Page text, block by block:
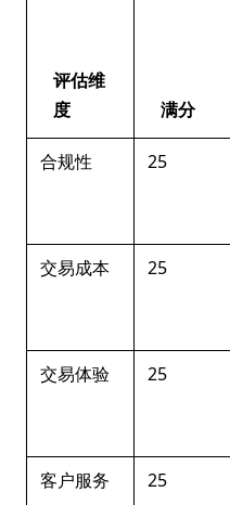
评估维
度
满分
合规性 25
交易成本
25
交易体验 25
客户服务
25